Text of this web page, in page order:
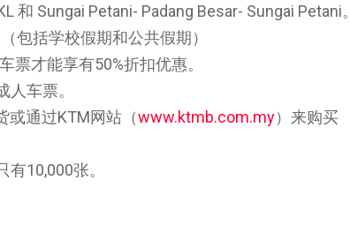
和 Sungai Petani- Padang Besar- Sungai Petani。
包括学校假期和公共假期）
票才能享有50%折扣优惠。
人车票。
或通过KTM网站（www.ktmb.com.my）来购买
10,000张。